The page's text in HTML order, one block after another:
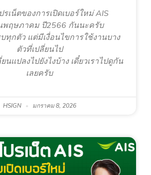
รเน็ตของการเปิดเบอร์ใหม่ AIS
พฤษภาคม ปี2566 กันนะครับ
ทุกตัว แต่มีเงื่อนไขการใช้งานบาง
ตัวที่เปลี่ยนไป
นแปลงไปยังไงบ้าง เดี๋ยวเราไปดูกัน
เลยครับ
HSIGN มกราคม 8, 2026